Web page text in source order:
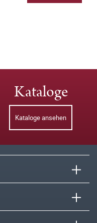
Kataloge
Kataloge ansehen